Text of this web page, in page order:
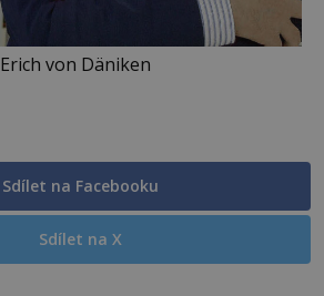
Erich von Däniken
Sdílet na Facebooku
Sdílet na X